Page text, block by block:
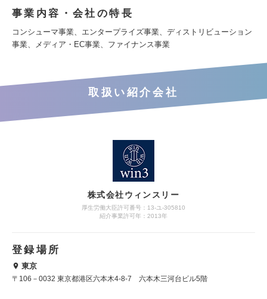
事業内容・会社の特長
コンシューマ事業、エンタープライズ事業、ディストリビューション
事業、メディア・EC事業、ファイナンス事業
取扱い紹介会社
株式会社ウィンスリー
厚生労働大臣許可番号：13-ユ-305810
紹介事業許可年：2013年
登録場所
東京
〒106－0032 東京都港区六本木4-8-7 六本木三河台ビル5階